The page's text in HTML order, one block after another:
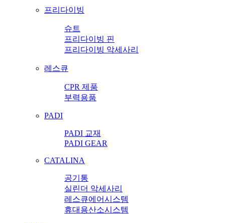
프리다이빙
슈트
프리다이빙 핀
프리다이빙 악세사리
레스큐
CPR 제품
부력용품
PADI
PADI 교재
PADI GEAR
CATALINA
공기통
실린더 악세사리
레스큐에어시스템
휴대용산소시스템